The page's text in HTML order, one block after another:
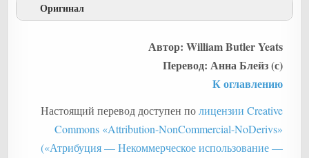
Оригинал
Автор: William Butler Yeats
Перевод: Анна Блейз (с)
К оглавлению
Настоящий перевод доступен полицензии Creative
Commons «Attribution-NonCommercial-NoDerivs»
(«Атрибуция — Некоммерческое использование —